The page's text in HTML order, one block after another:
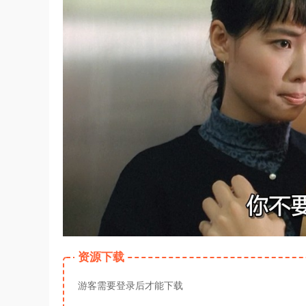
资源下载
游客需要登录后才能下载